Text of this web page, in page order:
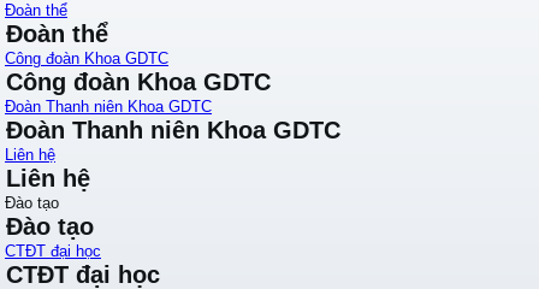
Đoàn thể
Đoàn thể
Công đoàn Khoa GDTC
Công đoàn Khoa GDTC
Đoàn Thanh niên Khoa GDTC
Đoàn Thanh niên Khoa GDTC
Liên hệ
Liên hệ
Đào tạo
Đào tạo
CTĐT đại học
CTĐT đại học